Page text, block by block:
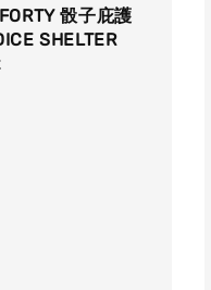
骰子庇護
SHELTER